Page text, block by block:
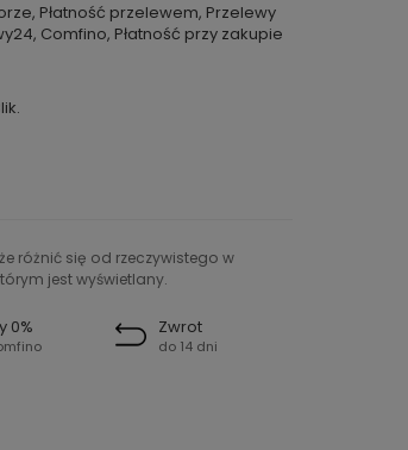
Płatność przelewem, Przelewy
Comfino, Płatność przy zakupie
różnić się od rzeczywistego w
jest wyświetlany.
0% Zwrot
do 14 dni